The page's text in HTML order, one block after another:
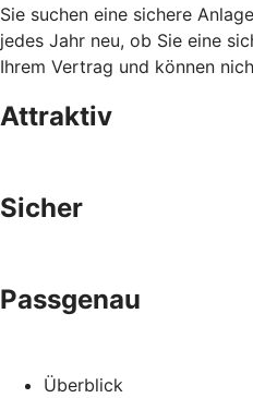
Sie suchen eine sichere
jedes Jahr neu, ob Sie eine
Ihrem Vertrag und können
Attraktiv
Sicher
Passgenau
Überblick